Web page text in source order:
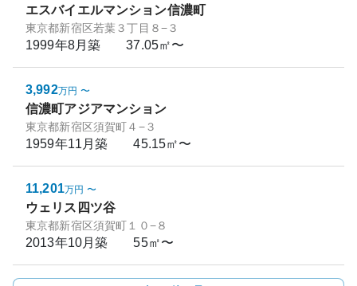
エスバイエルマンション信濃町
東京都新宿区若葉３丁目８−３
1999年8月築 37.05㎡〜
3,992万円 〜
信濃町アジアマンション
東京都新宿区須賀町４−３
1959年11月築 45.15㎡〜
11,201万円 〜
ウェリス四ツ谷
東京都新宿区須賀町１０−８
2013年10月築 55㎡〜